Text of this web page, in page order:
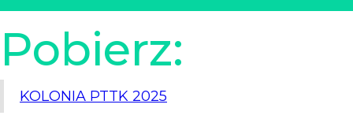
Pobierz:
KOLONIA PTTK 2025